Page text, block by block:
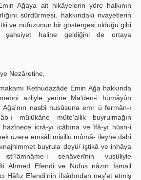
Ağaya ait hikâyelerin yöre halkının
sürdürmesi, hakkındaki rivayetlerin
etki ve nüfuzunun bir göstergesi olduğu gibi
şahsiyet haline geldiğini de ortaya
Nezâretine,
Kethudazâde Emin Ağa hakkında
azliyle yerine Ma‘den-i hümâyûn
nasbi husûsuna emr ü fermân-ı
ı mülûkâne müte'allik buyrulmağın
icrâ-yı icâbına ve îfâ-yı hüsn-i
üzere emsâli misillü mûmâ- ileyhe dahi
buyrula deyü/ iştikâ ve inhâya
i senâverînin vusûliyle
Ahmed Efendi ve Nüfus nâzın İsmail
Hâfız Efendi'nin ifsâdından neş'et etmiş